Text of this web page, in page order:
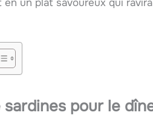
un plat savoureux qui
pour le